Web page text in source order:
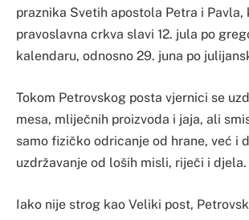
praznika Svetih apostola Petra i Pavla,
pravoslavna crkva slavi 12. jula po
kalendaru, odnosno 29. juna po
Tokom Petrovskog posta vjernici se
mesa, mliječnih proizvoda i jaja, ali
samo fizičko odricanje od hrane, već i
uzdržavanje od loših misli, riječi i djela.
Iako nije strog kao Veliki post,